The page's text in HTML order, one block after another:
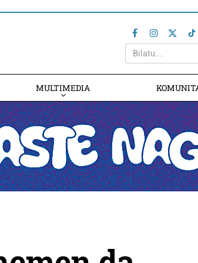
MULTIMEDIA